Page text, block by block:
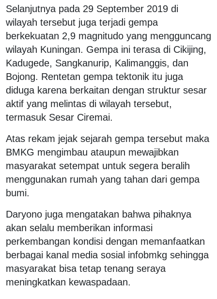
Selanjutnya pada 29 September 2019 di
wilayah tersebut juga terjadi gempa
berkekuatan 2,9 magnitudo yang mengguncang
wilayah Kuningan. Gempa ini terasa di Cikijing,
Kadugede, Sangkanurip, Kalimanggis, dan
Bojong. Rentetan gempa tektonik itu juga
diduga karena berkaitan dengan struktur sesar
aktif yang melintas di wilayah tersebut,
termasuk Sesar Ciremai.
Atas rekam jejak sejarah gempa tersebut maka
BMKG mengimbau ataupun mewajibkan
masyarakat setempat untuk segera beralih
menggunakan rumah yang tahan dari gempa
bumi.
Daryono juga mengatakan bahwa pihaknya
akan selalu memberikan informasi
perkembangan kondisi dengan memanfaatkan
berbagai kanal media sosial infobmkg sehingga
masyarakat bisa tetap tenang seraya
meningkatkan kewaspadaan.